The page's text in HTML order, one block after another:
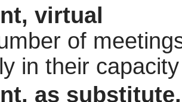
virtual
of
in their
as